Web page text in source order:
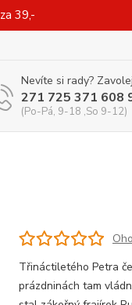
39,-
Nevíte si rady?
271 725 371 608
(Po-Pá, 9-18 ,So 9-12)
Třináctiletého Petra
prázdninách tam